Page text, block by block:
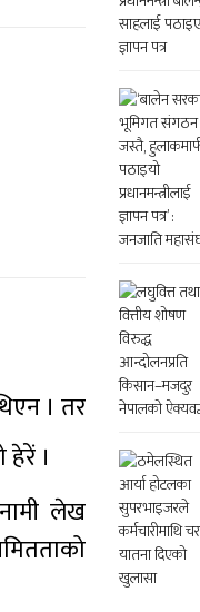
। तर
।
लेख